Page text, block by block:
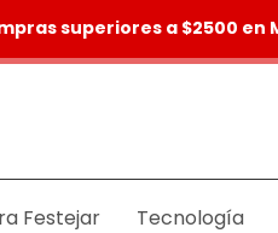
superiores a $2500
Festejar Tecnología